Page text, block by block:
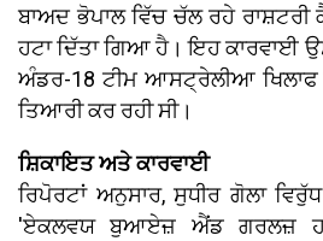
ਬਾਅਦ ਭੋਪਾਲ ਵਿੱਚ ਚੱਲ ਰਹੇ
ਹਟਾ ਦਿੱਤਾ ਗਿਆ ਹੈ। ਇਹ ਕਾਰਵਾਈ
ਅੰਡਰ-18 ਟੀਮ ਆਸਟ੍ਰੇਲੀਆ ਖਿਲਾਫ
ਤਿਆਰੀ ਕਰ ਰਹੀ ਸੀ।
ਸ਼ਿਕਾਇਤ ਅਤੇ ਕਾਰਵਾਈ
ਰਿਪੋਰਟਾਂ ਅਨੁਸਾਰ, ਸੁਧੀਰ ਗੋਲਾ
'ਏਕਲਵਯ ਬੁਆਏਜ਼ ਐਂਡ ਗਰਲਜ਼